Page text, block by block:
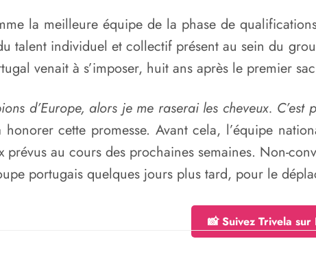
la meilleure équipe de la phase de
talent individuel et collectif présent au sein du
venait à s’imposer, huit ans après le premier
d’Europe, alors je me raserai les cheveux. C’est
cette promesse. Avant cela, l’équipe
prévus au cours des prochaines semaines. Non-
portugais quelques jours plus tard, pour le
📸 Suivez Trivela sur